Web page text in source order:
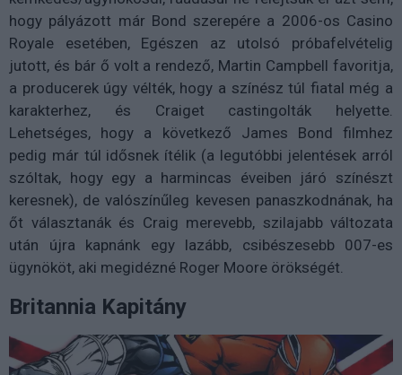
hogy pályázott már Bond szerepére a 2006-os Casino
Royale esetében, Egészen az utolsó próbafelvételig
jutott, és bár ő volt a rendező, Martin Campbell favoritja,
a producerek úgy vélték, hogy a színész túl fiatal még a
karakterhez, és Craiget castingolták helyette.
Lehetséges, hogy a következő James Bond filmhez
pedig már túl idősnek ítélik (a legutóbbi jelentések arról
szóltak, hogy egy a harmincas éveiben járó színészt
keresnek), de valószínűleg kevesen panaszkodnának, ha
őt választanák és Craig merevebb, szilajabb változata
után újra kapnánk egy lazább, csibészesebb 007-es
ügynököt, aki megidézné Roger Moore örökségét.
Britannia Kapitány